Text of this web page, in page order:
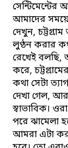
আমাদের
দেখুন,
লুণ্ঠন করার
রেখেই বলছি,
করে,
কথা সেটা
দেখা গেল,
স্বাভাবিক।
পরে ঝামেলা
আমরা এটা